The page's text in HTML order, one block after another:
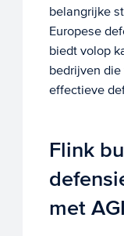
belangrijke
Europese
biedt volop
bedrijven
effectieve
Flink
met